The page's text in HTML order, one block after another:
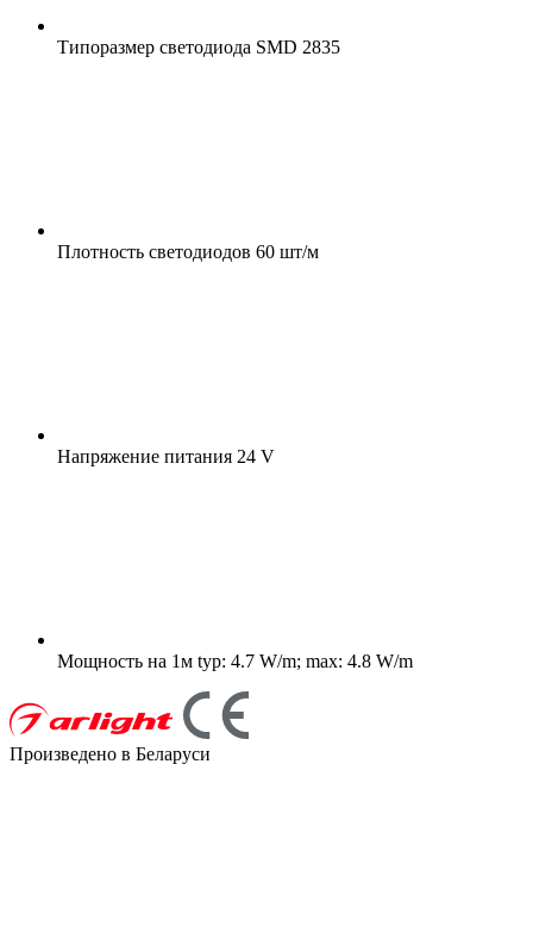
Типоразмер светодиода SMD 2835
Плотность светодиодов 60 шт/м
Напряжение питания 24 V
Мощность на 1м typ: 4.7 W/m; max: 4.8 W/m
Произведено в Беларуси